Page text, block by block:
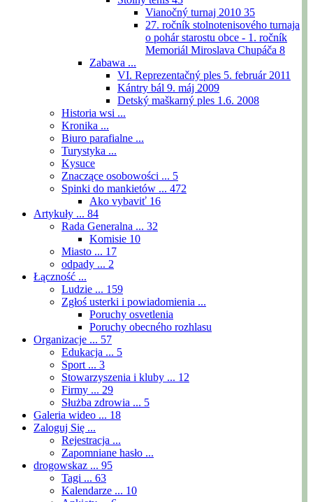
Vianočný turnaj 2010 35
27. ročník stolnotenisového turnaja
o pohár starostu obce - 1. ročník
Memoriál Miroslava Chupáča 8
Zabawa ...
VI. Reprezentačný ples 5. február 2011
Kántry bál 9. máj 2009
Detský maškarný ples 1.6. 2008
Historia wsi ...
Kronika ...
Biuro parafialne ...
Turystyka ...
Kysuce
Znaczące osobowości ... 5
Spinki do mankietów ... 472
Ako vybaviť 16
Artykuły ... 84
Rada Generalna ... 32
Komisie 10
Miasto ... 17
odpady ... 2
Łączność ...
Ludzie ... 159
Zgłoś usterki i powiadomienia ...
Poruchy osvetlenia
Poruchy obecného rozhlasu
Organizacje ... 57
Edukacja ... 5
Sport ... 3
Stowarzyszenia i kluby ... 12
Firmy ... 29
Służba zdrowia ... 5
Galeria wideo ... 18
Zaloguj Się ...
Rejestracja ...
Zapomniane hasło ...
drogowskaz ... 95
Tagi ... 63
Kalendarze ... 10